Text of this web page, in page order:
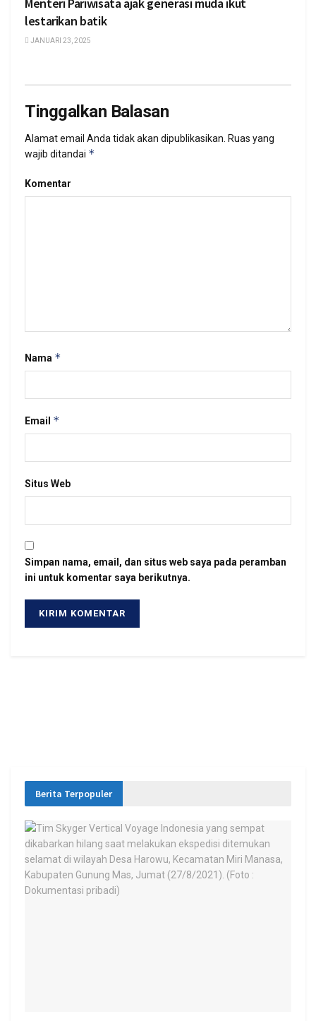
Menteri Pariwisata ajak generasi muda ikut
lestarikan batik
JANUARI 23, 2025
Tinggalkan Balasan
Alamat email Anda tidak akan dipublikasikan. Ruas yang
wajib ditandai *
Komentar
Nama *
Email *
Situs Web
Simpan nama, email, dan situs web saya pada peramban
ini untuk komentar saya berikutnya.
Berita Terpopuler